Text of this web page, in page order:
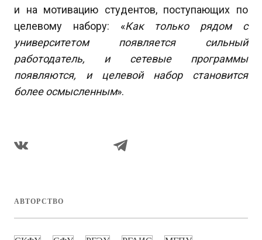
и на мотивацию студентов, поступающих по
целевому набору: «Как только рядом с
университетом появляется сильный
работодатель, и сетевые программы
появляются, и целевой набор становится
более осмысленным».
АВТОРСТВО